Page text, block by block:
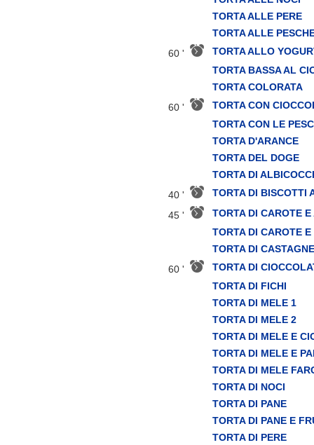
TORTA ALLE PERE
TORTA ALLE
60 '
TORTA ALLO
TORTA BASSA AL
TORTA COLORATA
60 '
TORTA CON
TORTA CON LE
TORTA D'ARANCE
TORTA DEL DOGE
TORTA DI
40 '
TORTA DI BISCOTTI
45 '
TORTA DI CAROTE
TORTA DI CAROTE E
TORTA DI CASTAGNE
60 '
TORTA DI
TORTA DI FICHI
TORTA DI MELE 1
TORTA DI MELE 2
TORTA DI MELE E
TORTA DI MELE E
TORTA DI MELE
TORTA DI NOCI
TORTA DI PANE
TORTA DI PANE E
TORTA DI PERE